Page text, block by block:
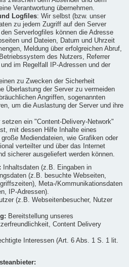
Verantwortung übernehmen.
Logfiles: Wir selbst (bzw. unser
zu jedem Zugriff auf den Server
Serverlogfiles können die Adresse
und Dateien, Datum und Uhrzeit
Meldung über erfolgreichen Abruf,
des Nutzers, Referrer
im Regelfall IP-Adressen und der
zu Zwecken der Sicherheit
Überlastung der Server zu vermeiden
Angriffen, sogenannten
um die Auslastung der Server und ihre
setzen ein "Content-Delivery-Network"
mit dessen Hilfe Inhalte eines
Mediendateien, wie Grafiken oder
verteilter und über das Internet
sicherer ausgeliefert werden können.
Inhaltsdaten (z.B. Eingaben in
(z.B. besuchte Webseiten,
Meta-/Kommunikationsdaten
IP-Adressen).
(z.B. Webseitenbesucher, Nutzer
Bereitstellung unseres
Content Delivery
Interessen (Art. 6 Abs. 1 S. 1 lit.